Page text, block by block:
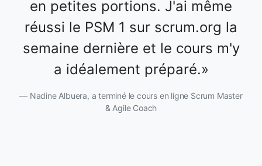
en petites portions. J'ai même
réussi le PSM 1 sur scrum.org la
semaine dernière et le cours m'y
a idéalement préparé.
Nadine Albuera, a terminé le cours en ligne Scrum Master
& Agile Coach